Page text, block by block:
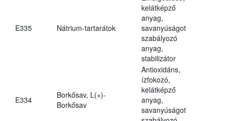
E335 Nátrium-tartarátok
kelátképző
anyag,
savanyúságot
szabályozó
anyag,
stabilizátor
E334
Borkősav, L(+)-
Borkősav
Antioxidáns,
ízfokozó,
kelátképző
anyag,
savanyúságot